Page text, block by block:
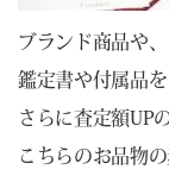
ブランド商品や
鑑定書や付属品
さらに査定額UP
こちらのお品物